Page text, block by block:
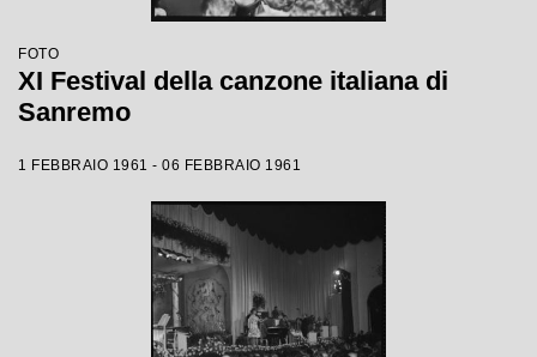
FOTO
XI Festival della canzone italiana di
Sanremo
1 FEBBRAIO 1961 - 06 FEBBRAIO 1961